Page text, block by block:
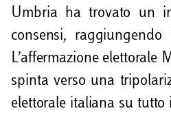
Umbria ha trovato un
consensi,
L’affermazione elettorale
spinta verso una
elettorale italiana su tutto